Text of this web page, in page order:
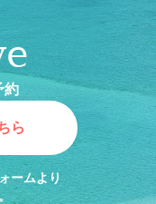
約
ら
ームより